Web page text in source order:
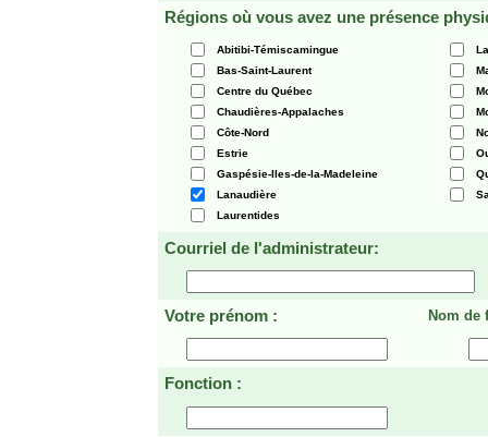
Régions où vous avez une présence
Abitibi-Témiscamingue
Bas-Saint-Laurent
Centre du Québec
Chaudières-Appalaches
Côte-Nord
Estrie
Gaspésie-Iles-de-la-Madeleine
Lanaudière
Laurentides
Courriel de l'administrateur:
Votre prénom : Nom de
Fonction :